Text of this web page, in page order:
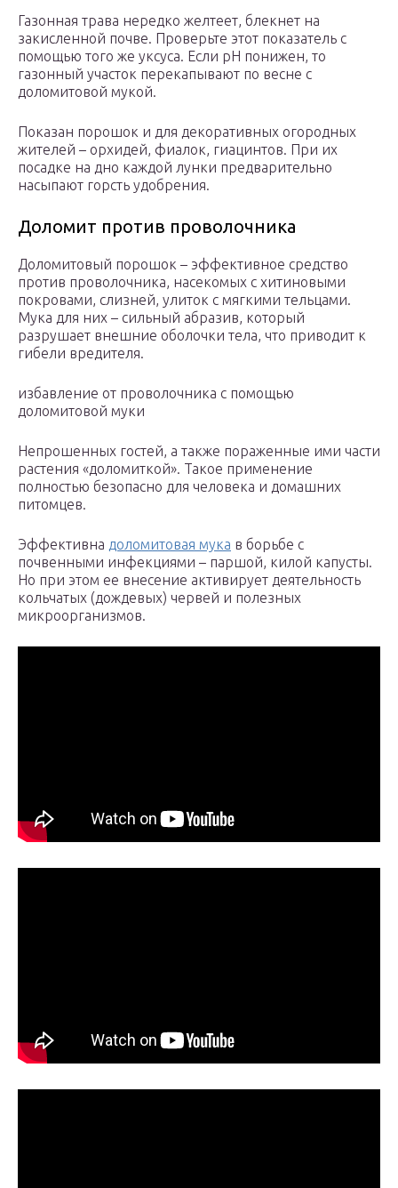
Газонная трава нередко желтеет, блекнет на
закисленной почве. Проверьте этот показатель с
помощью того же уксуса. Если рН понижен, то
газонный участок перекапывают по весне с
доломитовой мукой.
Показан порошок и для декоративных огородных
жителей – орхидей, фиалок, гиацинтов. При их
посадке на дно каждой лунки предварительно
насыпают горсть удобрения.
Доломит против проволочника
Доломитовый порошок – эффективное средство
против проволочника, насекомых с хитиновыми
покровами, слизней, улиток с мягкими тельцами.
Мука для них – сильный абразив, который
разрушает внешние оболочки тела, что приводит к
гибели вредителя.
избавление от проволочника с помощью
доломитовой муки
Непрошенных гостей, а также пораженные ими части
растения «доломиткой». Такое применение
полностью безопасно для человека и домашних
питомцев.
Эффективна доломитовая мука в борьбе с
почвенными инфекциями – паршой, килой капусты.
Но при этом ее внесение активирует деятельность
кольчатых (дождевых) червей и полезных
микроорганизмов.